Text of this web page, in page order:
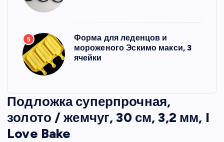
5
Форма для леденцов и
мороженого Эскимо макси, 3
ячейки
Подложка суперпрочная,
золото / жемчуг, 30 см, 3,2 мм, I
Love Bake